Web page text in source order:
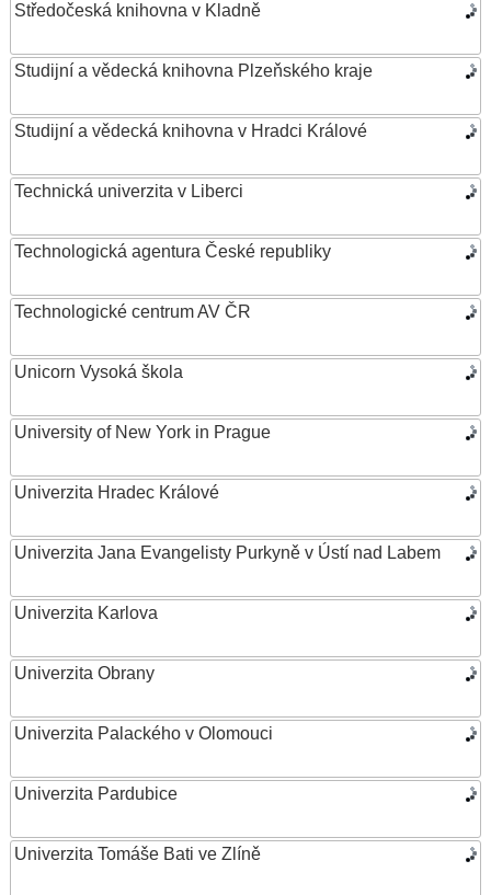
Středočeská knihovna v Kladně
Studijní a vědecká knihovna Plzeňského kraje
Studijní a vědecká knihovna v Hradci Králové
Technická univerzita v Liberci
Technologická agentura České republiky
Technologické centrum AV ČR
Unicorn Vysoká škola
University of New York in Prague
Univerzita Hradec Králové
Univerzita Jana Evangelisty Purkyně v Ústí nad Labem
Univerzita Karlova
Univerzita Obrany
Univerzita Palackého v Olomouci
Univerzita Pardubice
Univerzita Tomáše Bati ve Zlíně